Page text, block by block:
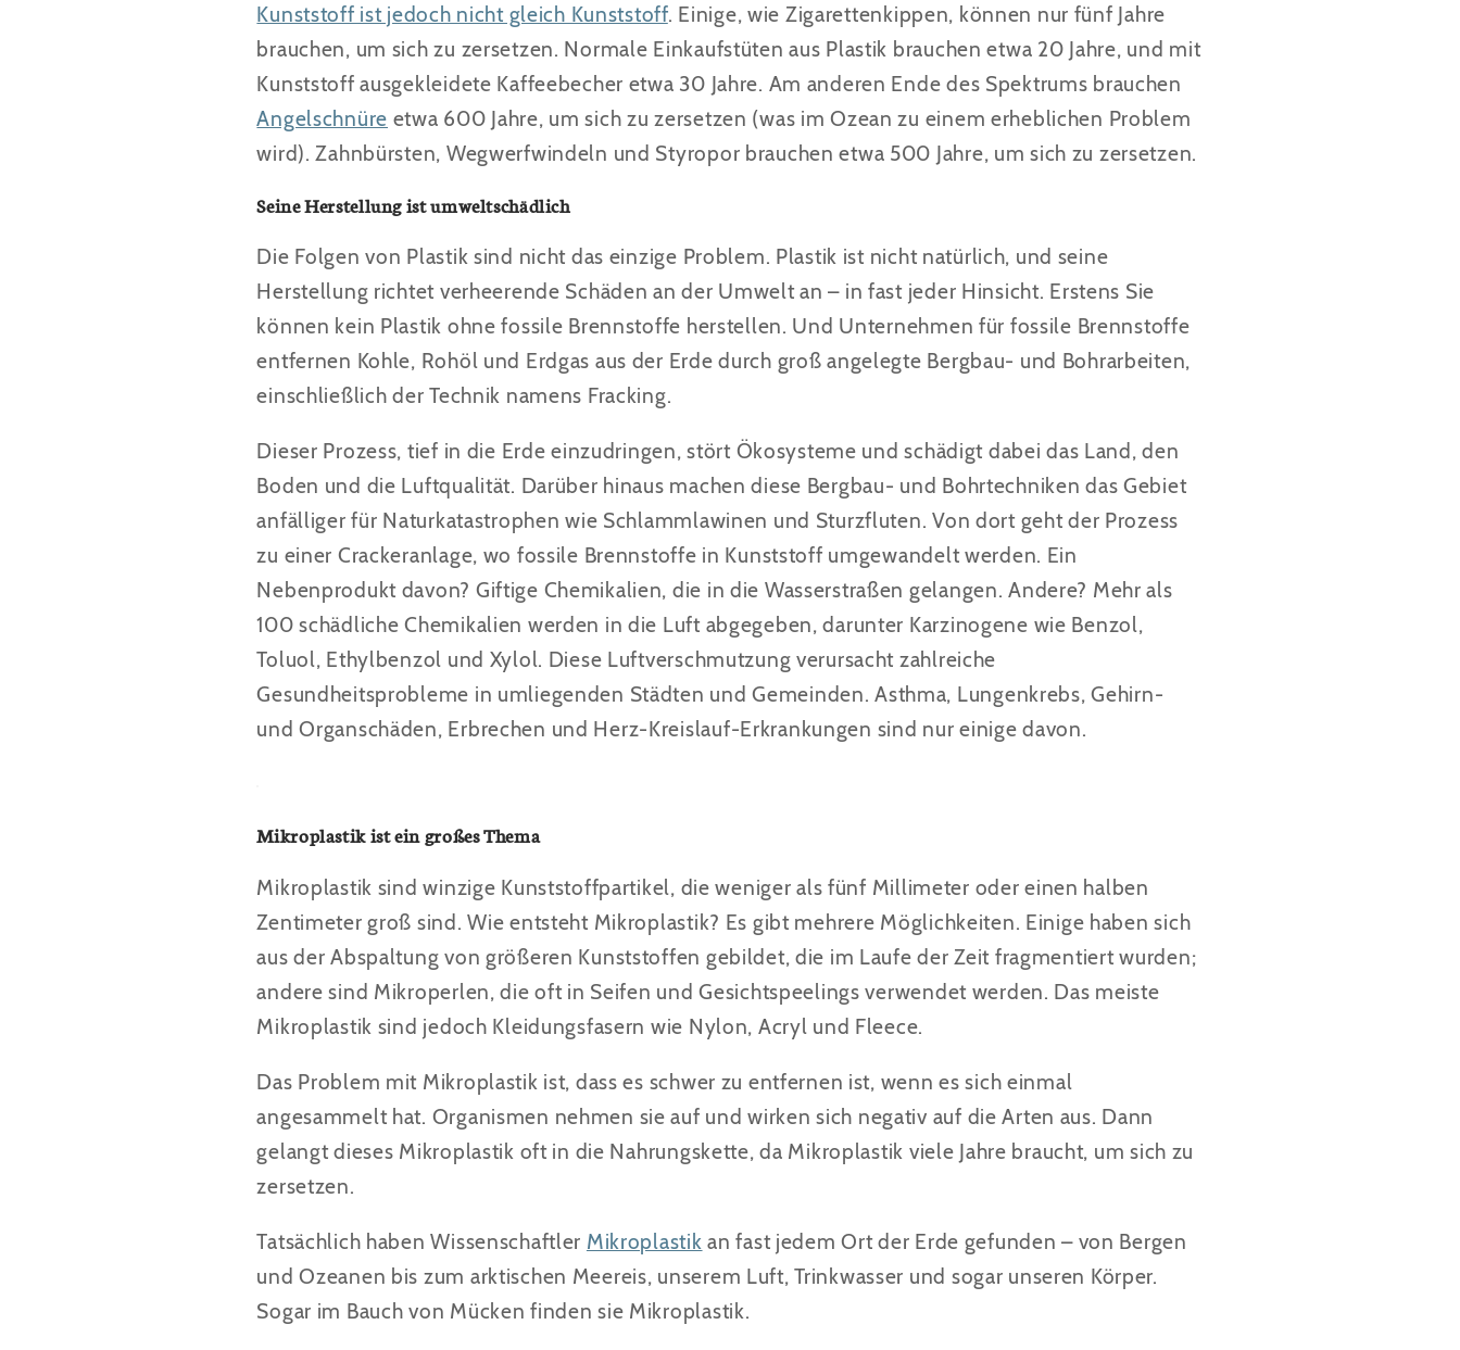
Kunststoff ist jedoch nicht gleich Kunststoff. Einige, wie Zigarettenkippen, können nur fünf Jahre
brauchen, um sich zu zersetzen. Normale Einkaufstüten aus Plastik brauchen etwa 20 Jahre, und mit
Kunststoff ausgekleidete Kaffeebecher etwa 30 Jahre. Am anderen Ende des Spektrums brauchen
Angelschnüre etwa 600 Jahre, um sich zu zersetzen (was im Ozean zu einem erheblichen Problem
wird). Zahnbürsten, Wegwerfwindeln und Styropor brauchen etwa 500 Jahre, um sich zu zersetzen.
Seine Herstellung ist umweltschädlich
Die Folgen von Plastik sind nicht das einzige Problem. Plastik ist nicht natürlich, und seine
Herstellung richtet verheerende Schäden an der Umwelt an – in fast jeder Hinsicht. Erstens Sie
können kein Plastik ohne fossile Brennstoffe herstellen. Und Unternehmen für fossile Brennstoffe
entfernen Kohle, Rohöl und Erdgas aus der Erde durch groß angelegte Bergbau- und Bohrarbeiten,
einschließlich der Technik namens Fracking.
Dieser Prozess, tief in die Erde einzudringen, stört Ökosysteme und schädigt dabei das Land, den
Boden und die Luftqualität. Darüber hinaus machen diese Bergbau- und Bohrtechniken das Gebiet
anfälliger für Naturkatastrophen wie Schlammlawinen und Sturzfluten.Von dort geht der Prozess
zu einer Crackeranlage, wo fossile Brennstoffe in Kunststoff umgewandelt werden. Ein
Nebenprodukt davon? Giftige Chemikalien, die in die Wasserstraßen gelangen. Andere? Mehr als
100 schädliche Chemikalien werden in die Luft abgegeben, darunter Karzinogene wie Benzol,
Toluol, Ethylbenzol und Xylol. Diese Luftverschmutzung verursacht zahlreiche
Gesundheitsprobleme in umliegenden Städten und Gemeinden. Asthma, Lungenkrebs, Gehirn-
und Organschäden, Erbrechen und Herz-Kreislauf-Erkrankungen sind nur einige davon.
Mikroplastik ist ein großes Thema
Mikroplastik sind winzige Kunststoffpartikel, die weniger als fünf Millimeter oder einen halben
Zentimeter groß sind. Wie entsteht Mikroplastik? Es gibt mehrere Möglichkeiten. Einige haben sich
aus der Abspaltung von größeren Kunststoffen gebildet, die im Laufe der Zeit fragmentiert wurden;
andere sind Mikroperlen, die oft in Seifen und Gesichtspeelings verwendet werden. Das meiste
Mikroplastik sind jedoch Kleidungsfasern wie Nylon, Acryl und Fleece.
Das Problem mit Mikroplastik ist, dass es schwer zu entfernen ist, wenn es sich einmal
angesammelt hat. Organismen nehmen sie auf und wirken sich negativ auf die Arten aus. Dann
gelangt dieses Mikroplastik oft in die Nahrungskette, da Mikroplastik viele Jahre braucht, um sich zu
zersetzen.
Tatsächlich haben Wissenschaftler Mikroplastik an fast jedem Ort der Erde gefunden – von Bergen
und Ozeanen bis zum arktischen Meereis, unserem Luft, Trinkwasser und sogar unseren Körper.
Sogar im Bauch von Mücken finden sie Mikroplastik.